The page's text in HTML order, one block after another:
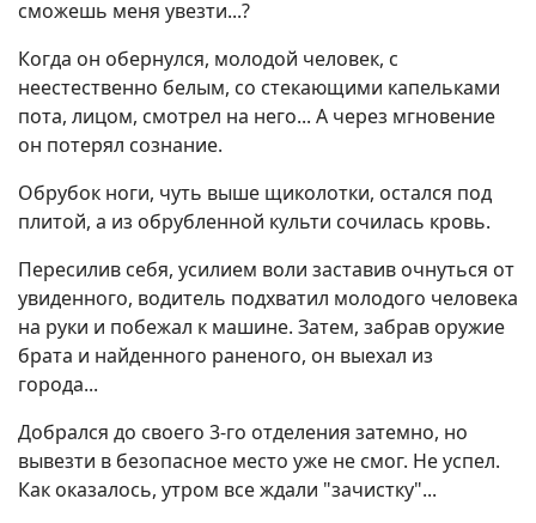
сможешь меня увезти...?
Когда он обернулся, молодой человек, с
неестественно белым, со стекающими капельками
пота, лицом, смотрел на него... А через мгновение
он потерял сознание.
Обрубок ноги, чуть выше щиколотки, остался под
плитой, а из обрубленной культи сочилась кровь.
Пересилив себя, усилием воли заставив очнуться от
увиденного, водитель подхватил молодого человека
на руки и побежал к машине. Затем, забрав оружие
брата и найденного раненого, он выехал из
города...
Добрался до своего 3-го отделения затемно, но
вывезти в безопасное место уже не смог. Не успел.
Как оказалось, утром все ждали "зачистку"...